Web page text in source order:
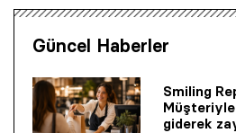
Güncel Haberler
Smiling
giderek